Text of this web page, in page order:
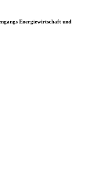
Energiewirtschaft und